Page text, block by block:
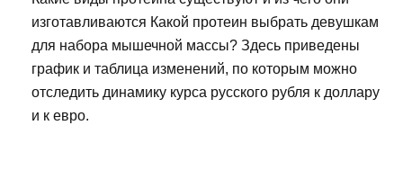
изготавливаются Какой протеин выбрать девушкам
для набора мышечной массы? Здесь приведены
график и таблица изменений, по которым можно
отследить динамику курса русского рубля к доллару
и к евро.